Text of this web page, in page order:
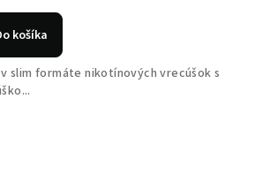
košíka
slim formáte nikotínových vrecúšok s